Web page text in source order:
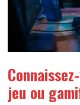
jeu ou